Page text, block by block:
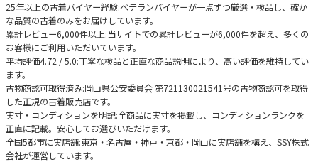
25年以上の古着バイヤー経験:ベテランバイヤーが一点ずつ厳選・検品し、確か
な品質の古着のみをお届けしています。
累計レビュー6,000件以上:当サイトでの累計レビューが6,000件を超え、多くの
お客様にご利用いただいています。
平均評価4.72 / 5.0:丁寧な検品と正直な商品説明により、高い評価を維持してい
ます。
古物商認可取得済み:岡山県公安委員会 第721130021541号の古物商認可を取得
した正規の古着販売店です。
実寸・コンディションを明記:全商品に実寸を掲載し、コンディションランクを
正直に記載。安心してお選びいただけます。
全国5都市に実店舗:東京・名古屋・神戸・京都・岡山に実店舗を構え、SSY株式
会社が運営しています。